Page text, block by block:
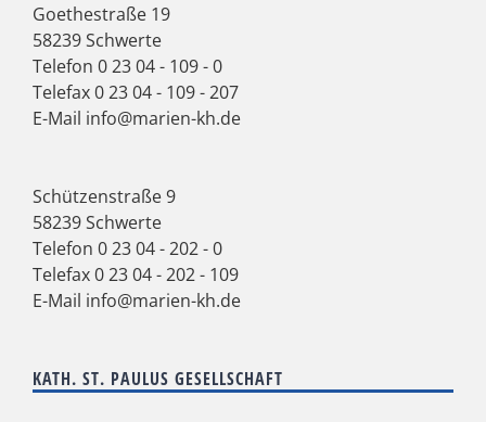
Goethestraße 19
58239 Schwerte
Telefon 0 23 04 - 109 - 0
Telefax 0 23 04 - 109 - 207
E-Mail info@marien-kh.de
Schützenstraße 9
58239 Schwerte
Telefon 0 23 04 - 202 - 0
Telefax 0 23 04 - 202 - 109
E-Mail info@marien-kh.de
KATH. ST. PAULUS GESELLSCHAFT